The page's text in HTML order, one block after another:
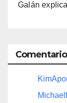
Galán